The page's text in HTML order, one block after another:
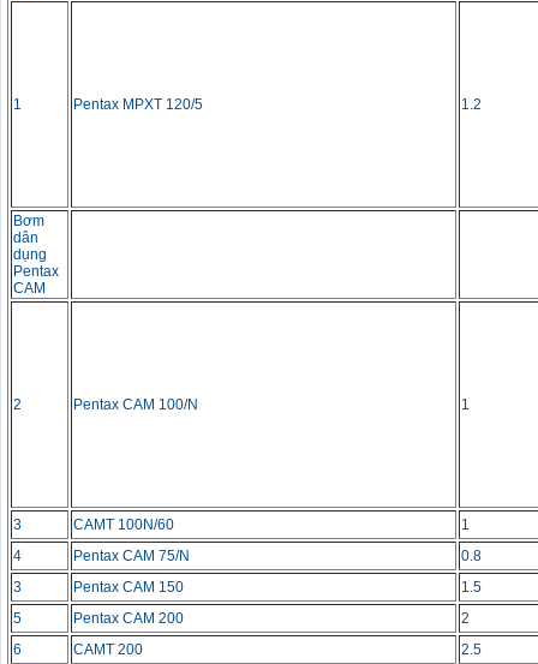
1 Pentax MPXT 120/5 1.2
Bơm
dân
dụng
Pentax
CAM
2 Pentax CAM 100/N 1
3 CAMT 100N/60
1
4
Pentax CAM 75/N
0.8
3
Pentax CAM 150
1.5
5
Pentax CAM 200
2
6
CAMT 200
2.5